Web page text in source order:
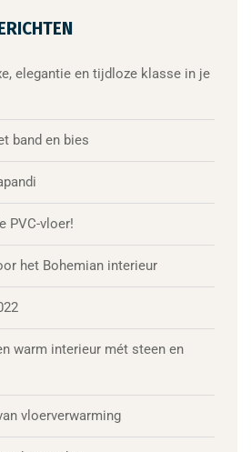
elegantie en tijdloze klasse in je
band en bies
PVC-vloer!
het Bohemian interieur
warm interieur mét steen en
vloerverwarming